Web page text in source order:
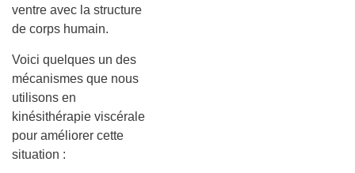
ventre avec la structure
de corps humain.
Voici quelques un des
mécanismes que nous
utilisons en
kinésithérapie viscérale
pour améliorer cette
situation :